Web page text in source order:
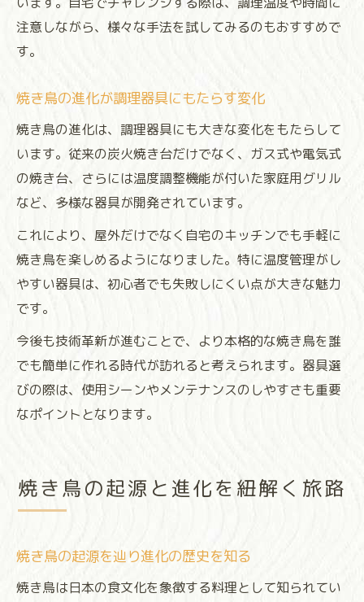
注意しながら、様々な手法を試してみるのもおすすめで
す。
焼き鳥の進化が調理器具にもたらす変化
焼き鳥の進化は、調理器具にも大きな変化をもたらして
います。従来の炭火焼き台だけでなく、ガス式や電気式
の焼き台、さらには温度調整機能が付いた家庭用グリル
など、多様な器具が開発されています。
これにより、屋外だけでなく自宅のキッチンでも手軽に
焼き鳥を楽しめるようになりました。特に温度管理がし
やすい器具は、初心者でも失敗しにくい点が大きな魅力
です。
今後も技術革新が進むことで、より本格的な焼き鳥を誰
でも簡単に作れる時代が訪れると考えられます。器具選
びの際は、使用シーンやメンテナンスのしやすさも重要
なポイントとなります。
焼き鳥の起源と進化を紐解く旅路
焼き鳥の起源を辿り進化の歴史を知る
焼き鳥は日本の食文化を象徴する料理として知られてい